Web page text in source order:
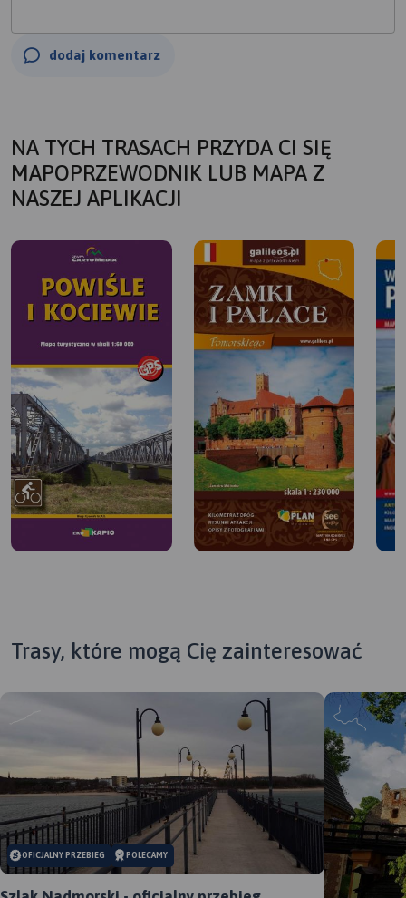
dodaj komentarz
NA TYCH TRASACH PRZYDA CI SIĘ
MAPOPRZEWODNIK LUB MAPA Z
NASZEJ APLIKACJI
MAPA TURYSTYCZNA W
APLIKACJI TRASEO
Trasy, które mogą Cię zainteresować
OFICJALNY PRZEBIEG POLECAMY